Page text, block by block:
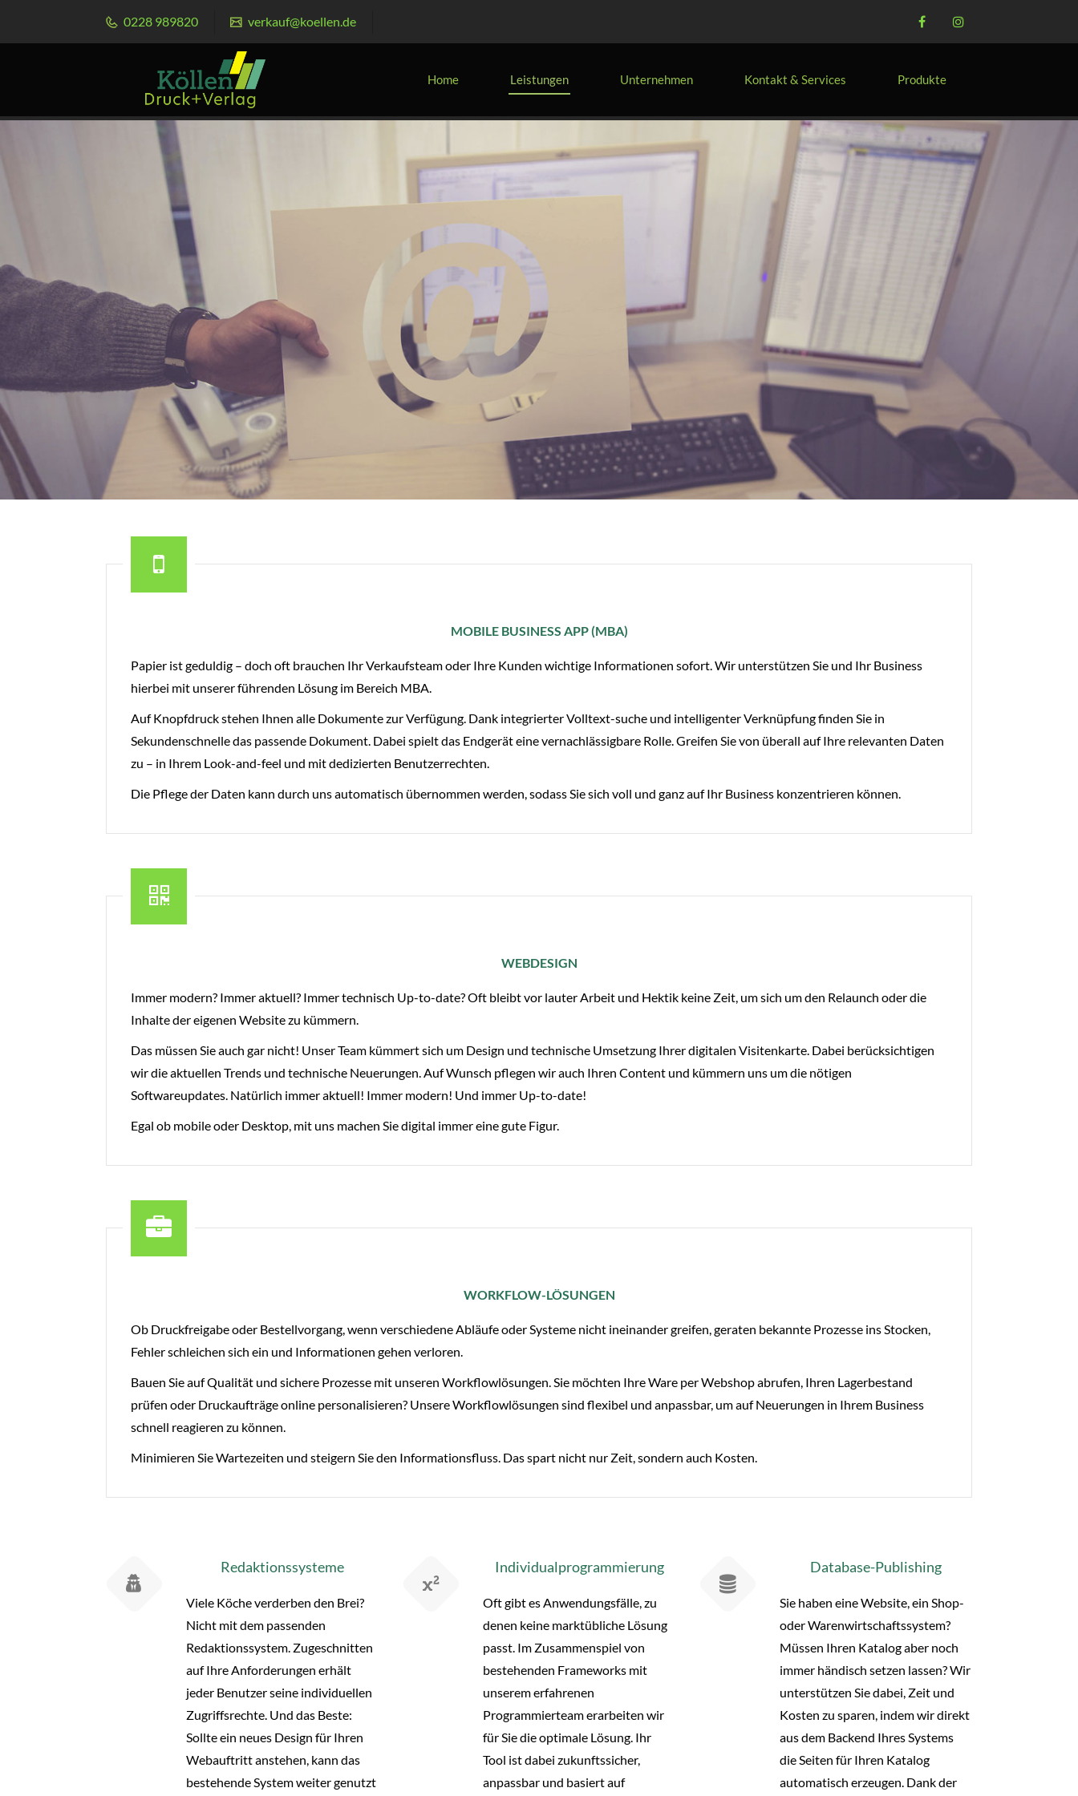
0228 989820 verkauf@koellen.de
Home Leistungen Unternehmen Kontakt & Services Produkte
MOBILE BUSINESS APP (MBA)
Papier ist geduldig – doch oft brauchen Ihr Verkaufsteam oder Ihre Kunden wichtige Informationen sofort. Wir unterstützen Sie und Ihr Business
hierbei mit unserer führenden Lösung im Bereich MBA.
Auf Knopfdruck stehen Ihnen alle Dokumente zur Verfügung. Dank integrierter Volltext-suche und intelligenter Verknüpfung finden Sie in
Sekundenschnelle das passende Dokument. Dabei spielt das Endgerät eine vernachlässigbare Rolle. Greifen Sie von überall auf Ihre relevanten Daten
zu – in Ihrem Look-and-feel und mit dedizierten Benutzerrechten.
Die Pflege der Daten kann durch uns automatisch übernommen werden, sodass Sie sich voll und ganz auf Ihr Business konzentrieren können.
WEBDESIGN
Immer modern? Immer aktuell? Immer technisch Up-to-date? Oft bleibt vor lauter Arbeit und Hektik keine Zeit, um sich um den Relaunch oder die
Inhalte der eigenen Website zu kümmern.
Das müssen Sie auch gar nicht! Unser Team kümmert sich um Design und technische Umsetzung Ihrer digitalen Visitenkarte. Dabei berücksichtigen
wir die aktuellen Trends und technische Neuerungen. Auf Wunsch pflegen wir auch Ihren Content und kümmern uns um die nötigen
Softwareupdates. Natürlich immer aktuell! Immer modern! Und immer Up-to-date!
Egal ob mobile oder Desktop, mit uns machen Sie digital immer eine gute Figur.
WORKFLOW-LÖSUNGEN
Ob Druckfreigabe oder Bestellvorgang, wenn verschiedene Abläufe oder Systeme nicht ineinander greifen, geraten bekannte Prozesse ins Stocken,
Fehler schleichen sich ein und Informationen gehen verloren.
Bauen Sie auf Qualität und sichere Prozesse mit unseren Workflowlösungen. Sie möchten Ihre Ware per Webshop abrufen, Ihren Lagerbestand
prüfen oder Druckaufträge online personalisieren? Unsere Workflowlösungen sind flexibel und anpassbar, um auf Neuerungen in Ihrem Business
schnell reagieren zu können.
Minimieren Sie Wartezeiten und steigern Sie den Informationsfluss. Das spart nicht nur Zeit, sondern auch Kosten.
Redaktionssysteme
Viele Köche verderben den Brei?
Nicht mit dem passenden
Redaktionssystem. Zugeschnitten
auf Ihre Anforderungen erhält
jeder Benutzer seine individuellen
Zugriffsrechte. Und das Beste:
Sollte ein neues Design für Ihren
Webauftritt anstehen, kann das
bestehende System weiter genutzt
Individualprogrammierung
Oft gibt es Anwendungsfälle, zu
denen keine marktübliche Lösung
passt. Im Zusammenspiel von
bestehenden Frameworks mit
unserem erfahrenen
Programmierteam erarbeiten wir
für Sie die optimale Lösung. Ihr
Tool ist dabei zukunftssicher,
anpassbar und basiert auf
Database-Publishing
Sie haben eine Website, ein Shop-
oder Warenwirtschaftssystem?
Müssen Ihren Katalog aber noch
immer händisch setzen lassen? Wir
unterstützen Sie dabei, Zeit und
Kosten zu sparen, indem wir direkt
aus dem Backend Ihres Systems
die Seiten für Ihren Katalog
automatisch erzeugen. Dank der